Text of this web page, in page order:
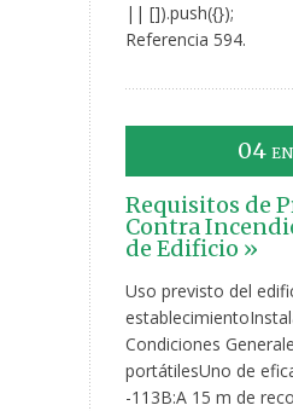
|| []).push({});
Referencia 594.
04
Requisitos de
Contra
de Edificio »
Uso previsto del
Condiciones
portátilesUno de
-113B:A 15 m de